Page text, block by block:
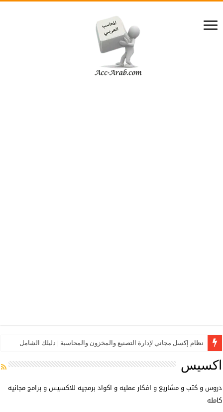
نظام إكسل مجاني لإدارة التصنيع والمخزون والمحاسبة | دليلك الشامل
اكسيس
دروس و كتب و مشاريع و افكار عمليه و اكواد برمجيه للاكسيس و برامج مجانيه
كامله